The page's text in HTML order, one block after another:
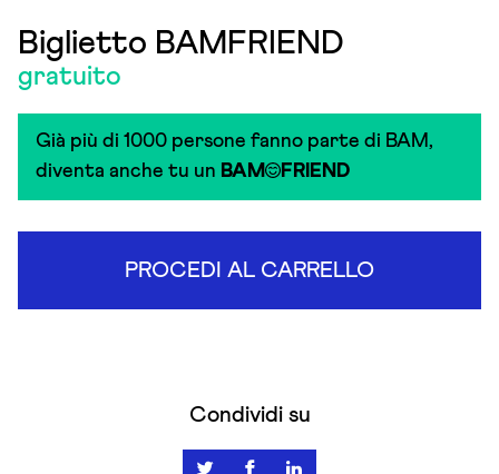
Biglietto BAMFRIEND
gratuito
Già più di 1000 persone fanno parte di BAM,
diventa anche tu un BAM FRIEND
PROCEDI AL CARRELLO
Condividi su